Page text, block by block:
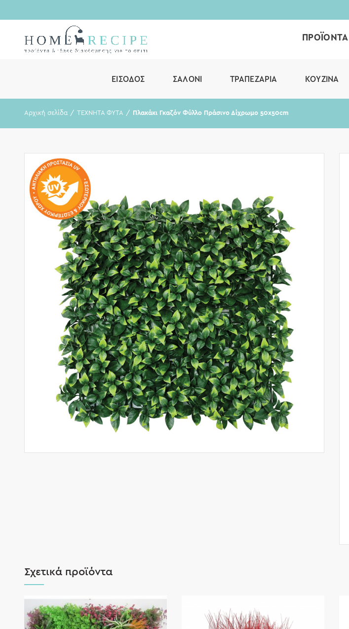
ΠΡΟΪΟΝΤΑ
ΕΊΣΟΔΟΣ ΣΑΛΌΝΙ ΤΡΑΠΕΖΑΡΊΑ ΚΟΥΖΊΝΑ
Αρχική σελίδα ΤΕΧΝΗΤΑ ΦΥΤΑ Πλακάκι Γκαζόν Φύλλο Πράσινο Δίχρωμο 50x50cm
Σχετικά προϊόντα